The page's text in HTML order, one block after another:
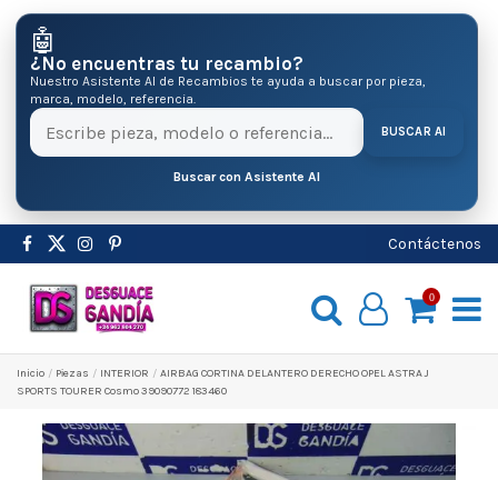
🤖
¿No encuentras tu recambio?
Nuestro Asistente AI de Recambios te ayuda a buscar por pieza,
marca, modelo, referencia.
BUSCAR AI
Buscar con Asistente AI
Contáctenos
0
Inicio Pіezas INTERIOR
AIRBAG CORTINA DELANTERO DERECHO OPEL ASTRA J
SPORTS TOURER Cosmo 39090772 183460